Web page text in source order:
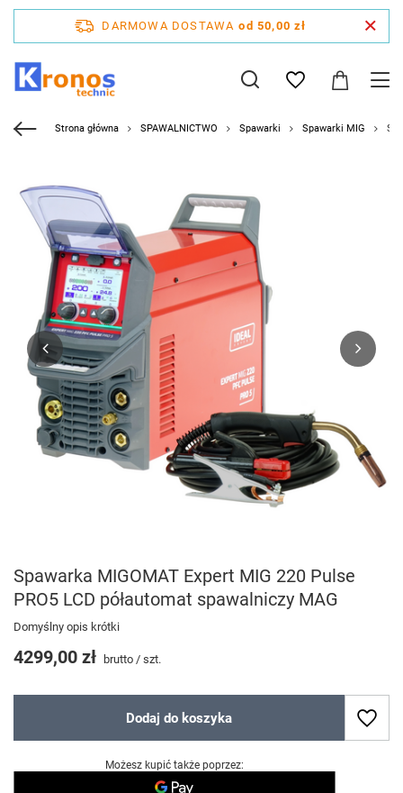
DARMOWA DOSTAWA od 50,00 zł
Strona główna SPAWALNICTWO Spawarki Spawarki MIG
Spawarka MIGOMAT Expert MIG 220 Pulse
PRO5 LCD półautomat spawalniczy MAG
Domyślny opis krótki
4299,00 zł brutto / szt.
Dodaj do koszyka
Możesz kupić także poprzez: